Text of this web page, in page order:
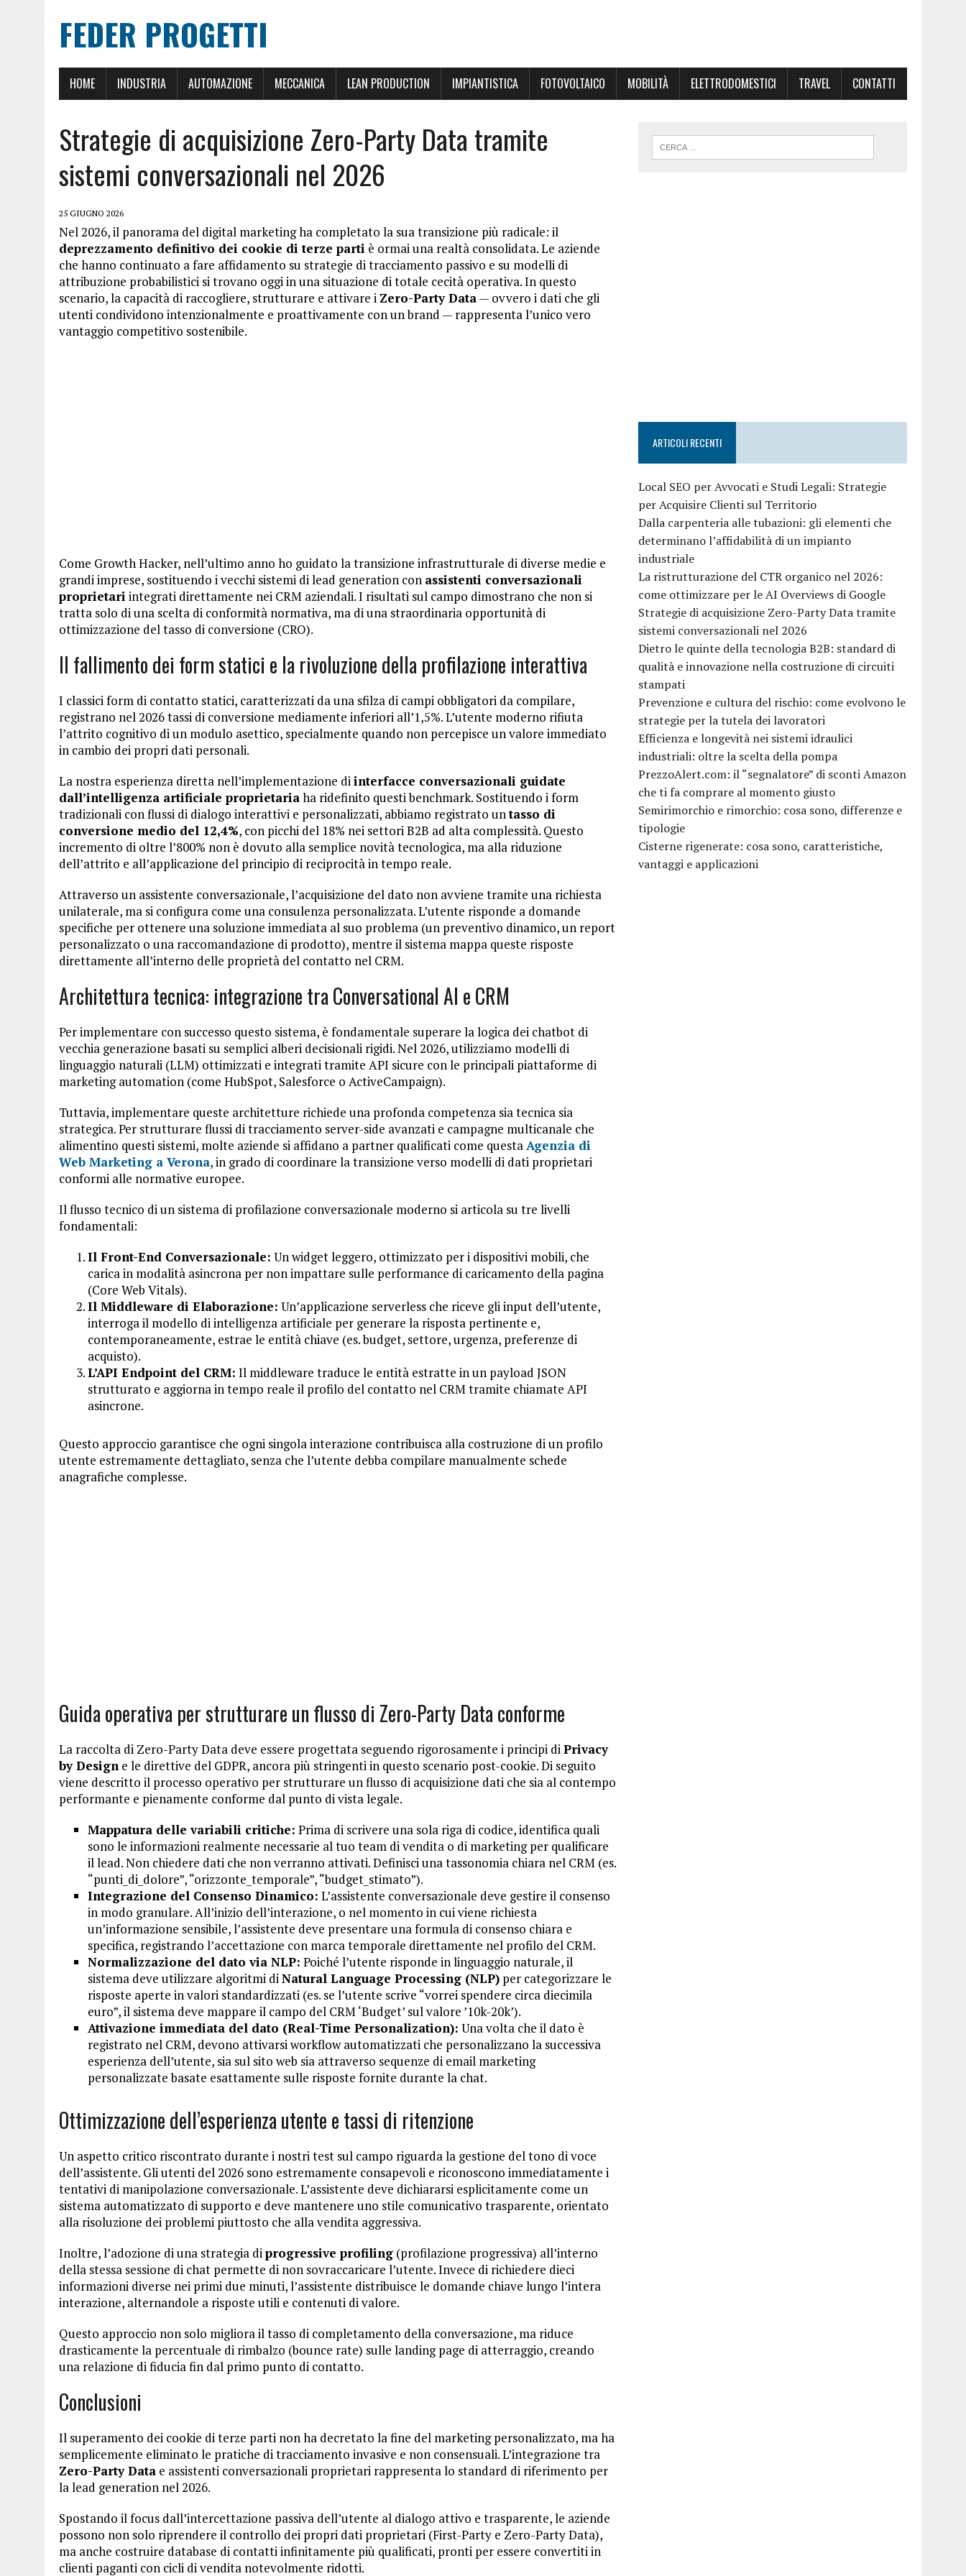
FEDER PROGETTI
HOME INDUSTRIA AUTOMAZIONE MECCANICA LEAN PRODUCTION IMPIANTISTICA FOTOVOLTAICO MOBILITÀ ELETTRODOMESTICI TRAVEL CONTATTI
Strategie di acquisizione Zero-Party Data tramite
sistemi conversazionali nel 2026
25 GIUGNO 2026
Nel 2026, il panorama del digital marketing ha completato la sua transizione più radicale: il
deprezzamento definitivo dei cookie di terze parti è ormai una realtà consolidata. Le aziende
che hanno continuato a fare affidamento su strategie di tracciamento passivo e su modelli di
attribuzione probabilistici si trovano oggi in una situazione di totale cecità operativa. In questo
scenario, la capacità di raccogliere, strutturare e attivare i Zero-Party Data— ovvero i dati che gli
utenti condividono intenzionalmente e proattivamente con un brand — rappresenta l’unico vero
vantaggio competitivo sostenibile.
Come Growth Hacker, nell’ultimo anno ho guidato la transizione infrastrutturale di diverse medie e
grandi imprese, sostituendo i vecchi sistemi di lead generation con assistenti conversazionali
proprietari integrati direttamente nei CRM aziendali. I risultati sul campo dimostrano che non si
tratta solo di una scelta di conformità normativa, ma di una straordinaria opportunità di
ottimizzazione del tasso di conversione (CRO).
Il fallimento dei form statici e la rivoluzione della profilazione interattiva
I classici form di contatto statici, caratterizzati da una sfilza di campi obbligatori da compilare,
registrano nel 2026 tassi di conversione mediamente inferiori all’1,5%. L’utente moderno rifiuta
l’attrito cognitivo di un modulo asettico, specialmente quando non percepisce un valore immediato
in cambio dei propri dati personali.
La nostra esperienza diretta nell’implementazione diinterfacce conversazionali guidate
dall’intelligenza artificiale proprietariaha ridefinito questi benchmark. Sostituendo i form
tradizionali con flussi di dialogo interattivi e personalizzati, abbiamo registrato untasso di
conversione medio del 12,4%, con picchi del 18% nei settori B2B ad alta complessità. Questo
incremento di oltre l’800% non è dovuto alla semplice novità tecnologica, ma alla riduzione
dell’attrito e all’applicazione del principio di reciprocità in tempo reale.
Attraverso un assistente conversazionale, l’acquisizione del dato non avviene tramite una richiesta
unilaterale, ma si configura come una consulenza personalizzata. L’utente risponde a domande
specifiche per ottenere una soluzione immediata al suo problema (un preventivo dinamico, un report
personalizzato o una raccomandazione di prodotto), mentre il sistema mappa queste risposte
direttamente all’interno delle proprietà del contatto nel CRM.
Architettura tecnica: integrazione tra Conversational AI e CRM
Per implementare con successo questo sistema, è fondamentale superare la logica dei chatbot di
vecchia generazione basati su semplici alberi decisionali rigidi. Nel 2026, utilizziamo modelli di
linguaggio naturali (LLM) ottimizzati e integrati tramite API sicure con le principali piattaforme di
marketing automation (come HubSpot, Salesforce o ActiveCampaign).
Tuttavia, implementare queste architetture richiede una profonda competenza sia tecnica sia
strategica. Per strutturare flussi di tracciamento server-side avanzati e campagne multicanale che
alimentino questi sistemi, molte aziende si affidano a partner qualificati come questaAgenzia di
Web Marketing a Verona, in grado di coordinare la transizione verso modelli di dati proprietari
conformi alle normative europee.
Il flusso tecnico di un sistema di profilazione conversazionale moderno si articola su tre livelli
fondamentali:
Il Front-End Conversazionale: Un widget leggero, ottimizzato per i dispositivi mobili, che
carica in modalità asincrona per non impattare sulle performance di caricamento della pagina
(Core Web Vitals).
Il Middleware di Elaborazione: Un’applicazione serverless che riceve gli input dell’utente,
interroga il modello di intelligenza artificiale per generare la risposta pertinente e,
contemporaneamente, estrae le entità chiave (es. budget, settore, urgenza, preferenze di
acquisto).
L’API Endpoint del CRM: Il middleware traduce le entità estratte in un payload JSON
strutturato e aggiorna in tempo reale il profilo del contatto nel CRM tramite chiamate API
asincrone.
Questo approccio garantisce che ogni singola interazione contribuisca alla costruzione di un profilo
utente estremamente dettagliato, senza che l’utente debba compilare manualmente schede
anagrafiche complesse.
Guida operativa per strutturare un flusso di Zero-Party Data conforme
La raccolta di Zero-Party Data deve essere progettata seguendo rigorosamente i principi diPrivacy
by Design e le direttive del GDPR, ancora più stringenti in questo scenario post-cookie. Di seguito
viene descritto il processo operativo per strutturare un flusso di acquisizione dati che sia al contempo
performante e pienamente conforme dal punto di vista legale.
Mappatura delle variabili critiche: Prima di scrivere una sola riga di codice, identifica quali
sono le informazioni realmente necessarie al tuo team di vendita o di marketing per qualificare
il lead. Non chiedere dati che non verranno attivati. Definisci una tassonomia chiara nel CRM (es.
“punti_di_dolore”, “orizzonte_temporale”, “budget_stimato”).
Integrazione del Consenso Dinamico: L’assistente conversazionale deve gestire il consenso
in modo granulare. All’inizio dell’interazione, o nel momento in cui viene richiesta
un’informazione sensibile, l’assistente deve presentare una formula di consenso chiara e
specifica, registrando l’accettazione con marca temporale direttamente nel profilo del CRM.
Normalizzazione del dato via NLP: Poiché l’utente risponde in linguaggio naturale, il
sistema deve utilizzare algoritmi diNatural Language Processing (NLP) per categorizzare le
risposte aperte in valori standardizzati (es. se l’utente scrive “vorrei spendere circa diecimila
euro”, il sistema deve mappare il campo del CRM ‘Budget’ sul valore ’10k-20k’).
Attivazione immediata del dato (Real-Time Personalization): Una volta che il dato è
registrato nel CRM, devono attivarsi workflow automatizzati che personalizzano la successiva
esperienza dell’utente, sia sul sito web sia attraverso sequenze di email marketing
personalizzate basate esattamente sulle risposte fornite durante la chat.
Ottimizzazione dell’esperienza utente e tassi di ritenzione
Un aspetto critico riscontrato durante i nostri test sul campo riguarda la gestione del tono di voce
dell’assistente. Gli utenti del 2026 sono estremamente consapevoli e riconoscono immediatamente i
tentativi di manipolazione conversazionale. L’assistente deve dichiararsi esplicitamente come un
sistema automatizzato di supporto e deve mantenere uno stile comunicativo trasparente, orientato
alla risoluzione dei problemi piuttosto che alla vendita aggressiva.
Inoltre, l’adozione di una strategia diprogressive profiling (profilazione progressiva) all’interno
della stessa sessione di chat permette di non sovraccaricare l’utente. Invece di richiedere dieci
informazioni diverse nei primi due minuti, l’assistente distribuisce le domande chiave lungo l’intera
interazione, alternandole a risposte utili e contenuti di valore.
Questo approccio non solo migliora il tasso di completamento della conversazione, ma riduce
drasticamente la percentuale di rimbalzo (bounce rate) sulle landing page di atterraggio, creando
una relazione di fiducia fin dal primo punto di contatto.
Conclusioni
Il superamento dei cookie di terze parti non ha decretato la fine del marketing personalizzato, ma ha
semplicemente eliminato le pratiche di tracciamento invasive e non consensuali. L’integrazione tra
Zero-Party Data e assistenti conversazionali proprietari rappresenta lo standard di riferimento per
la lead generation nel 2026.
Spostando il focus dall’intercettazione passiva dell’utente al dialogo attivo e trasparente, le aziende
possono non solo riprendere il controllo dei propri dati proprietari (First-Party e Zero-Party Data),
ma anche costruire database di contatti infinitamente più qualificati, pronti per essere convertiti in
clienti paganti con cicli di vendita notevolmente ridotti.
ARTICOLI RECENTI
Local SEO per Avvocati e Studi Legali: Strategie
per Acquisire Clienti sul Territorio
Dalla carpenteria alle tubazioni: gli elementi che
determinano l’affidabilità di un impianto
industriale
La ristrutturazione del CTR organico nel 2026:
come ottimizzare per le AI Overviews di Google
Strategie di acquisizione Zero-Party Data tramite
sistemi conversazionali nel 2026
Dietro le quinte della tecnologia B2B: standard di
qualità e innovazione nella costruzione di circuiti
stampati
Prevenzione e cultura del rischio: come evolvono le
strategie per la tutela dei lavoratori
Efficienza e longevità nei sistemi idraulici
industriali: oltre la scelta della pompa
PrezzoAlert.com: il “segnalatore” di sconti Amazon
che ti fa comprare al momento giusto
Semirimorchio e rimorchio: cosa sono, differenze e
tipologie
Cisterne rigenerate: cosa sono, caratteristiche,
vantaggi e applicazioni